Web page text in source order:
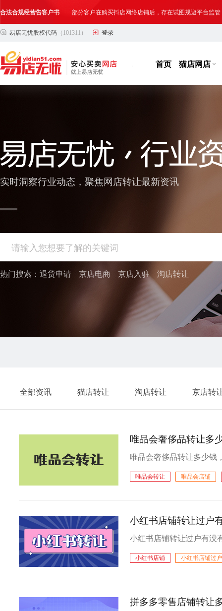
合法合规经营告客户书 部分客户在购买抖店网络店铺后，存在试图规避平台监
网络店铺合法经营告诫书 为确保网络店铺的合法、规范转让与经营,我司温馨提示
易店无忧股权代码 （101311） 登录
首页 猫店网店
实时洞察行业动态，聚焦网店转让最新资讯
热门搜索： 退货申请 京店电商 京店入驻 淘店转让
全部资讯 猫店转让 淘店转让 京店转
唯品会奢侈品转让多
唯品会转让 唯品会店铺
小红书店铺转让过户
小红书店铺
小红书店铺过户
拼多多零售店铺转让